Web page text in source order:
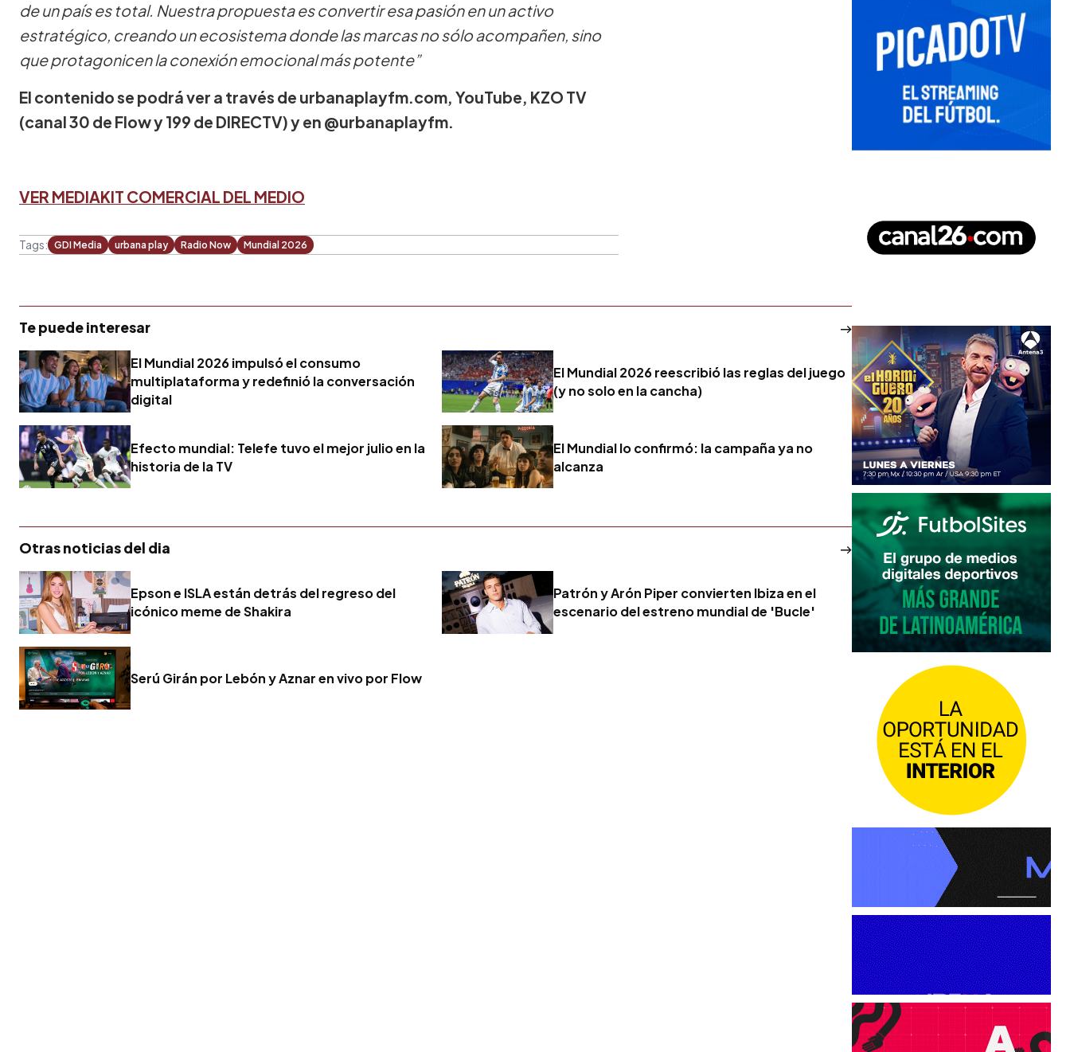
de un país es total. Nuestra propuesta es convertir esa pasión en un activo
estratégico, creando un ecosistema donde las marcas no sólo acompañen, sino
que protagonicen la conexión emocional más potente”
El contenido se podrá ver a través de urbanaplayfm.com, YouTube, KZO TV
(canal 30 de Flow y 199 de DIRECTV) y en @urbanaplayfm.
VER MEDIAKIT COMERCIAL DEL MEDIO
Tags: GDI Media urbana play Radio Now Mundial 2026
Te puede interesar
El Mundial 2026 impulsó el consumo
multiplataforma y redefinió la conversación
digital
El Mundial 2026 reescribió las reglas del juego
(y no solo en la cancha)
Efecto mundial: Telefe tuvo el mejor julio en la
historia de la TV
El Mundial lo confirmó: la campaña ya no
alcanza
Otras noticias del dia
Epson e ISLA están detrás del regreso del
icónico meme de Shakira
Patrón y Arón Piper convierten Ibiza en el
escenario del estreno mundial de 'Bucle'
Serú Girán por Lebón y Aznar en vivo por Flow